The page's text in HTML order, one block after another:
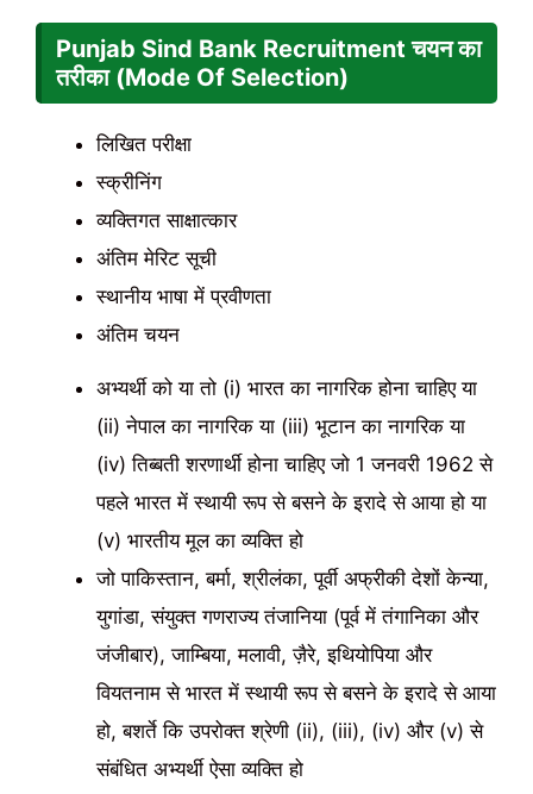
Punjab Sind Bank Recruitment चयन का
तरीका (Mode Of Selection)
लिखित परीक्षा
स्क्रीनिंग
व्यक्तिगत साक्षात्कार
अंतिम मेरिट सूची
स्थानीय भाषा में प्रवीणता
अंतिम चयन
अभ्यर्थी को या तो (i) भारत का नागरिक होना चाहिए या
(ii) नेपाल का नागरिक या (iii) भूटान का नागरिक या
(iv) तिब्बती शरणार्थी होना चाहिए जो 1 जनवरी 1962 से
पहले भारत में स्थायी रूप से बसने के इरादे से आया हो या
(v) भारतीय मूल का व्यक्ति हो
जो पाकिस्तान, बर्मा, श्रीलंका, पूर्वी अफ्रीकी देशों केन्या,
युगांडा, संयुक्त गणराज्य तंजानिया (पूर्व में तंगानिका और
जंजीबार), जाम्बिया, मलावी, ज़ैरे, इथियोपिया और
वियतनाम से भारत में स्थायी रूप से बसने के इरादे से आया
हो, बशर्ते कि उपरोक्त श्रेणी (ii), (iii), (iv) और (v) से
संबंधित अभ्यर्थी ऐसा व्यक्ति हो